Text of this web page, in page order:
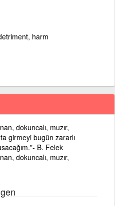
harm
dokuncalı, muzır,
girmeyi bugün zararlı
B. Felek
dokuncalı, muzır,